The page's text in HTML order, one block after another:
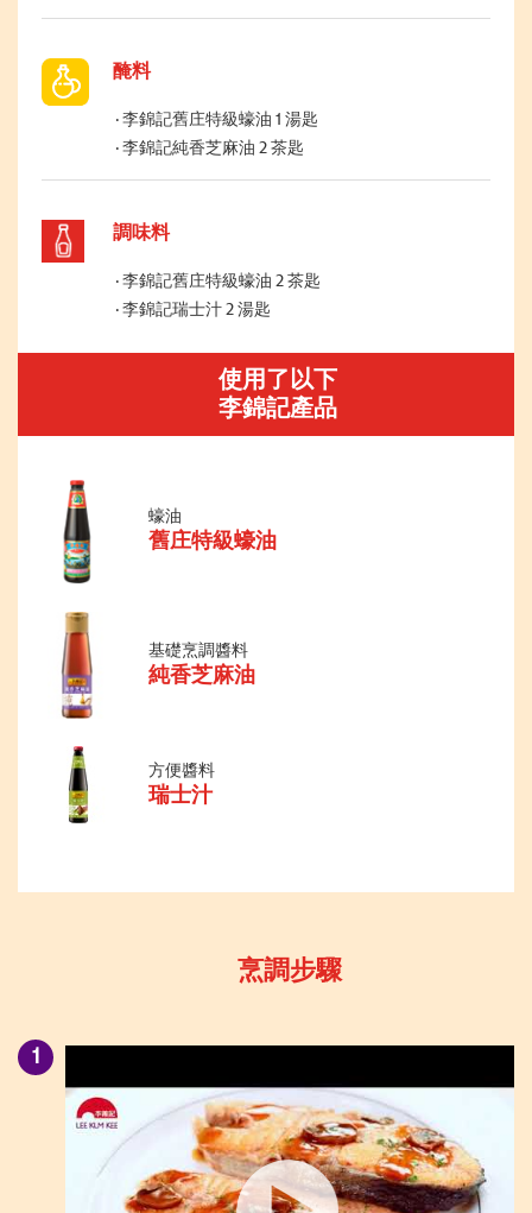
醃料
李錦記舊庄特級蠔油 1 湯匙
李錦記純香芝麻油 2 茶匙
調味料
李錦記舊庄特級蠔油 2 茶匙
李錦記瑞士汁 2 湯匙
使用了以下
李錦記產品
蠔油
舊庄特級蠔油
基礎烹調醬料
純香芝麻油
方便醬料
瑞士汁
烹調步驟